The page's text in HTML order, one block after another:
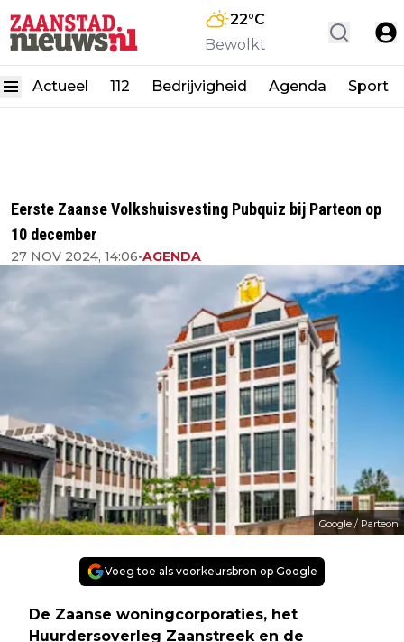
22°C
Bewolkt
Actueel 112 Bedrijvigheid Agenda Sport
Eerste Zaanse Volkshuisvesting Pubquiz bij Parteon op
10 december
27 NOV 2024, 14:06•AGENDA
Google / Parteon
Voeg toe als voorkeursbron op Google
De Zaanse woningcorporaties, het
Huurdersoverleg Zaanstreek en de